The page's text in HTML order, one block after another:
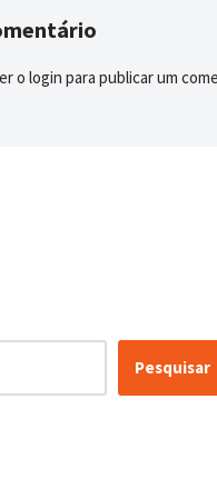
o login para publicar um
Pesquisar